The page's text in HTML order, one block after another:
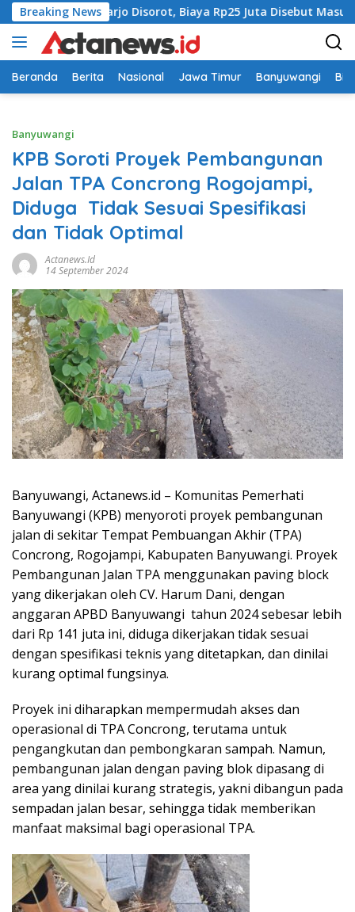
Langsung
ke
konten
Breaking News
Sidoarjo Disorot, Biaya Rp25 Juta Disebut Masuk Rekening
Beranda Berita Nasional Jawa Timur Banyuwangi
Banyuwangi
KPB Soroti Proyek Pembangunan
Jalan TPA Concrong Rogojampi,
Diduga Tidak Sesuai Spesifikasi
dan Tidak Optimal
Actanews.id
14 September 2024
Banyuwangi, Actanews.id – Komunitas Pemerhati
Banyuwangi (KPB) menyoroti proyek pembangunan
jalan di sekitar Tempat Pembuangan Akhir (TPA)
Concrong, Rogojampi, Kabupaten Banyuwangi. Proyek
Pembangunan Jalan TPA menggunakan paving block
yang dikerjakan oleh CV. Harum Dani, dengan
anggaran APBD Banyuwangi tahun 2024 sebesar lebih
dari Rp 141 juta ini, diduga dikerjakan tidak sesuai
dengan spesifikasi teknis yang ditetapkan, dan dinilai
kurang optimal fungsinya.
Proyek ini diharapkan mempermudah akses dan
operasional di TPA Concrong, terutama untuk
pengangkutan dan pembongkaran sampah. Namun,
pembangunan jalan dengan paving blok dipasang di
area yang dinilai kurang strategis, yakni dibangun pada
sempadan jalan besar, sehingga tidak memberikan
manfaat maksimal bagi operasional TPA.